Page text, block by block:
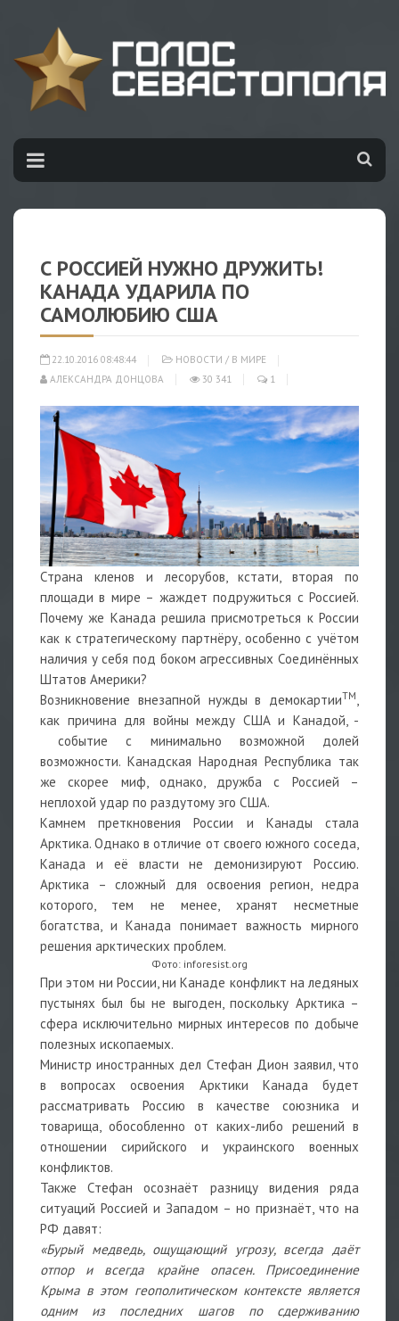
С РОССИЕЙ НУЖНО ДРУЖИТЬ!
КАНАДА УДАРИЛА ПО
САМОЛЮБИЮ США
22.10.2016 08:48:44 НОВОСТИ / В МИРЕ
АЛЕКСАНДРА ДОНЦОВА
30 341 1
Страна кленов и лесорубов, кстати, вторая по
площади в мире – жаждет подружиться с Россией.
Почему же Канада решила присмотреться к России
как к стратегическому партнёру, особенно с учётом
наличия у себя под боком агрессивных Соединённых
Штатов Америки?
Возникновение внезапной нужды в демокартииТМ,
как причина для войны между США и Канадой, -
событие с минимально возможной долей
возможности. Канадская Народная Республика так
же скорее миф, однако, дружба с Россией –
неплохой удар по раздутому эго США.
Камнем преткновения России и Канады стала
Арктика. Однако в отличие от своего южного соседа,
Канада и её власти не демонизируют Россию.
Арктика – сложный для освоения регион, недра
которого, тем не менее, хранят несметные
богатства, и Канада понимает важность мирного
решения арктических проблем.
Фото: inforesist.org
При этом ни России, ни Канаде конфликт на ледяных
пустынях был бы не выгоден, поскольку Арктика –
сфера исключительно мирных интересов по добыче
полезных ископаемых.
Министр иностранных дел Стефан Дион заявил, что
в вопросах освоения Арктики Канада будет
рассматривать Россию в качестве союзника и
товарища, обособленно от каких-либо решений в
отношении сирийского и украинского военных
конфликтов.
Также Стефан осознаёт разницу видения ряда
ситуаций Россией и Западом – но признаёт, что на
РФ давят:
«Бурый медведь, ощущающий угрозу, всегда даёт
отпор и всегда крайне опасен. Присоединение
Крыма в этом геополитическом контексте является
одним из последних шагов по сдерживанию